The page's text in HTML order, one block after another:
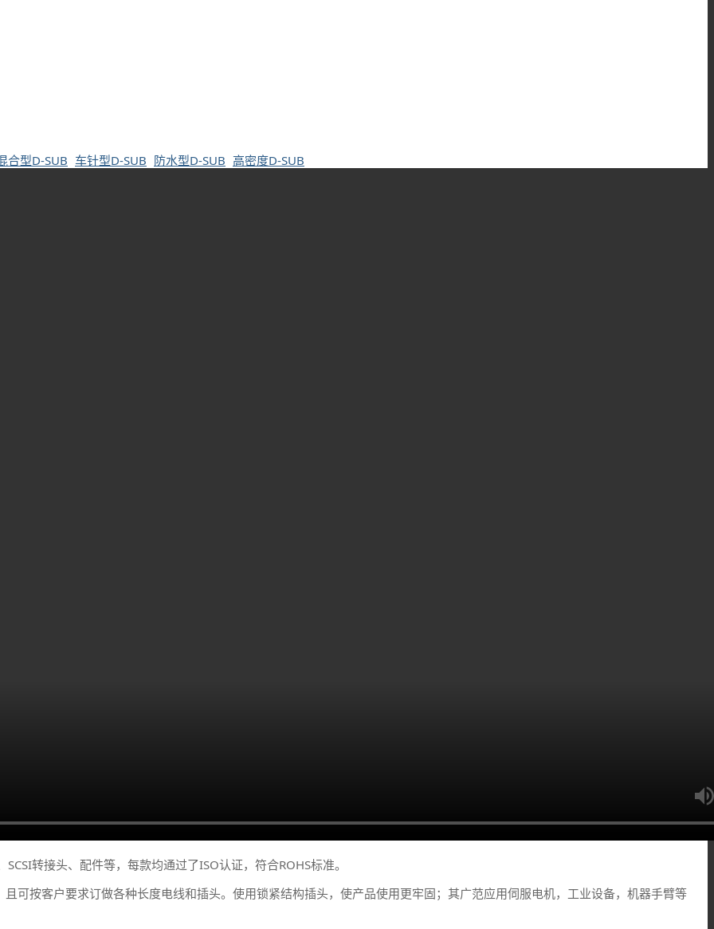
合型D-SUB 车针型D-SUB 防水型D-SUB 高密度D-SUB
转接头、配件等，每款均通过了ISO认证，符合ROHS标准。
可按客户要求订做各种长度电线和插头。使用锁紧结构插头，使产品使用更牢固；其广范应用伺服电机，工业设备，机器手臂等